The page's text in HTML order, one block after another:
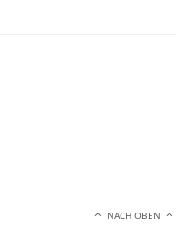
NACH OBEN